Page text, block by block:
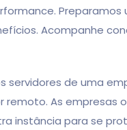
Preparamos
Acompanhe
servidores de uma
remoto. As empresas
instância para se